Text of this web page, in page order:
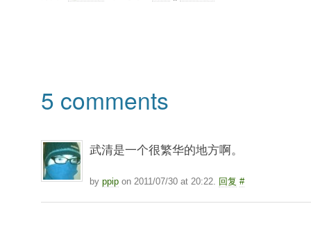
5 comments
武清是一个很繁华的地方啊。
by ppipon 2011/07/30 at 20:22. 回复 #